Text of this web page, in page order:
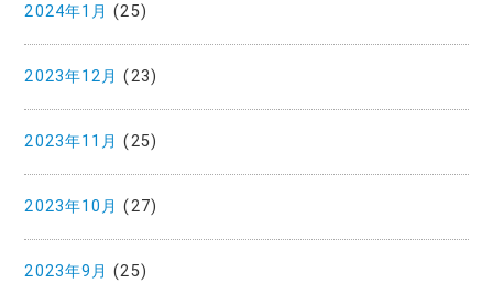
2024年1月 (25)
2023年12月 (23)
2023年11月 (25)
2023年10月 (27)
2023年9月 (25)